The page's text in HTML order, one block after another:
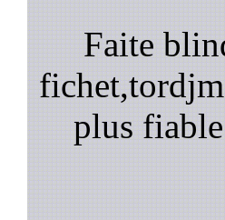
Faite
plus